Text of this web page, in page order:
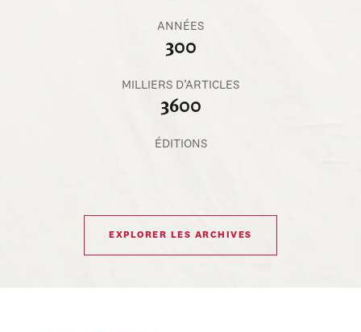
ANNÉES
300
MILLIERS D’ARTICLES
3600
ÉDITIONS
EXPLORER LES ARCHIVES